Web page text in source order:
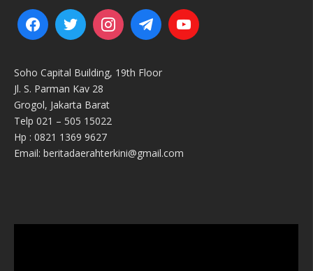
Soho Capital Building, 19th Floor
Jl. S. Parman Kav 28
Grogol, Jakarta Barat
Telp 021 – 505 15022
Hp : 0821 1369 9627
Email: beritadaerahterkini@gmail.com